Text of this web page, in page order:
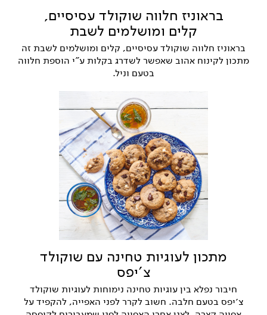
בראוניז חלווה שוקולד עסיסיים,
קלים ומושלמים לשבת
בראוניז חלווה שוקולד עסיסיים, קלים ומושלמים לשבת זה
מתכון לקינוח אהוב שאפשר לשדרג בקלות ע"י הוספת חלווה
בטעם וניל.
מתכון לעוגיות טחינה עם שוקולד
צ'יפס
חיבור נפלא בין עוגיות טחינה נימוחות לעוגיות שוקולד
צ׳יפס בטעם חלבה. חשוב לקרר לפני האפייה, להקפיד על